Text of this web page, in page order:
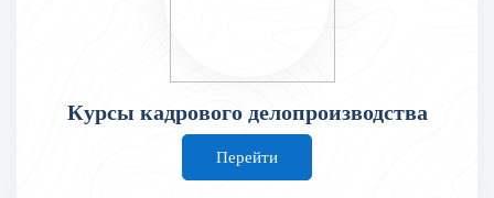
Курсы кадрового делопроизводства
Перейти